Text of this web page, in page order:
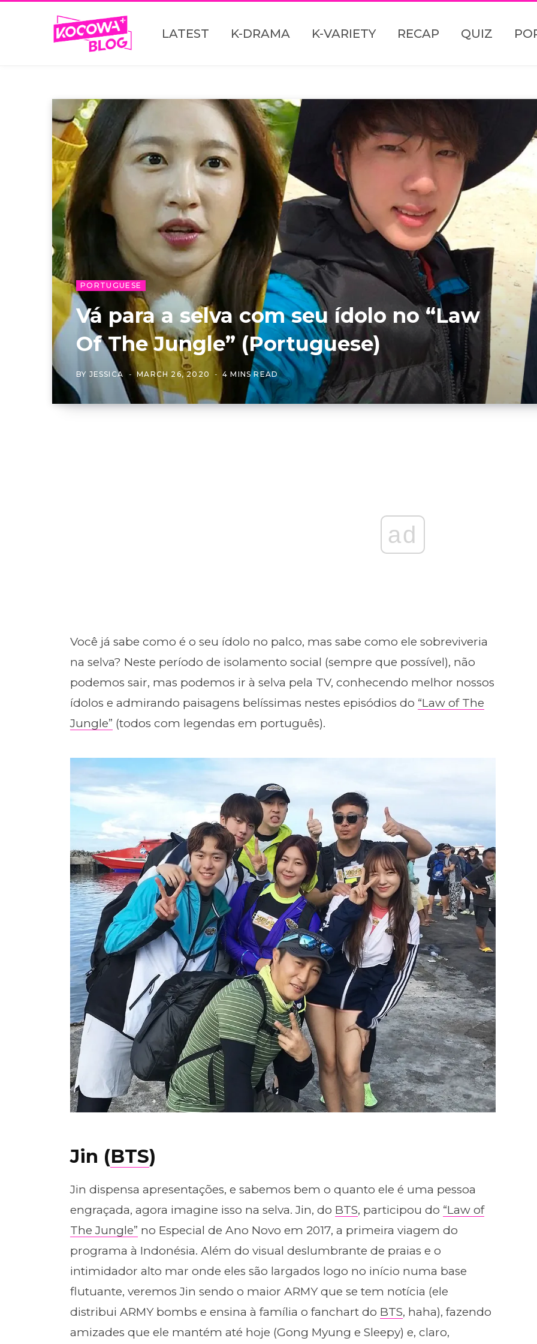
LATEST K-DRAMA K-VARIETY RECAP QUIZ
PORTUGUESE
Vá para a selva com seu ídolo no “Law
Of The Jungle” (Portuguese)
BY JESSICA MARCH 26, 2020 4 MINS READ
ad
Você já sabe como é o seu ídolo no palco, mas sabe como ele sobreviveria
na selva? Neste período de isolamento social (sempre que possível), não
podemos sair, mas podemos ir à selva pela TV, conhecendo melhor nossos
ídolos e admirando paisagens belíssimas nestes episódios do “Law of The
Jungle” (todos com legendas em português).
Jin (BTS)
Jin dispensa apresentações, e sabemos bem o quanto ele é uma pessoa
engraçada, agora imagine isso na selva. Jin, do BTS, participou do “Law of
The Jungle” no Especial de Ano Novo em 2017, a primeira viagem do
programa à Indonésia. Além do visual deslumbrante de praias e o
intimidador alto mar onde eles são largados logo no início numa base
flutuante, veremos Jin sendo o maior ARMY que se tem notícia (ele
distribui ARMY bombs e ensina à família o fanchart do BTS, haha), fazendo
amizades que ele mantém até hoje (Gong Myung e Sleepy) e, claro,